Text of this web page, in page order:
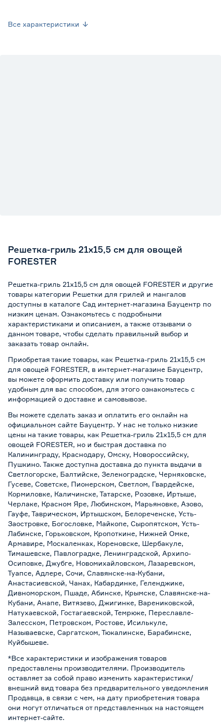
Все характеристики
Решетка-гриль 21x15,5 см для овощей
FORESTER
Решетка-гриль 21x15,5 см для овощей FORESTER и другие
товары категории Решетки для грилей и мангалов
доступны в каталоге Сад интернет-магазина Бауцентр по
низким ценам. Ознакомьтесь с подробными
характеристиками и описанием, а также отзывами о
данном товаре, чтобы сделать правильный выбор и
заказать товар онлайн.
Приобретая такие товары, как Решетка-гриль 21x15,5 см
для овощей FORESTER, в интернет-магазине Бауцентр,
вы можете оформить доставку или получить товар
удобным для вас способом, для этого ознакомьтесь с
информацией о доставке и самовывозе.
Вы можете сделать заказ и оплатить его онлайн на
официальном сайте Бауцентр. У нас не только низкие
цены на такие товары, как Решетка-гриль 21x15,5 см для
овощей FORESTER, но и быстрая доставка по
Калининграду, Краснодару, Омску, Новороссийску,
Пушкино. Также доступна доставка до пункта выдачи в
Светлогорске, Балтийске, Зеленоградске, Черняховске,
Гусеве, Советске, Пионерском, Светлом, Гвардейске,
Кормиловке, Каличинске, Татарске, Розовке, Иртыше,
Черлаке, Красном Яре, Любинском, Марьяновке, Азово,
Гауфе, Таврическом, Иртышском, Белореченске, Усть-
Заостровке, Богословке, Майкопе, Сыропятском, Усть-
Лабинске, Горьковском, Кропоткине, Нижней Омке,
Армавире, Москаленках, Кореновске, Шербакуле,
Тимашевске, Павлоградке, Ленинградской, Архипо-
Осиповке, Джубге, Новомихайловском, Лазаревском,
Туапсе, Адлере, Сочи, Славянске-на-Кубани,
Анастасиевской, Чанах, Кабардинке, Геленджике,
Дивноморском, Пшаде, Абинске, Крымске, Славянске-на-
Кубани, Анапе, Витязево, Джигинке, Варениковской,
Натухаевской, Гостагаевской, Темрюке, Переславле-
Залесском, Петровском, Ростове, Исилькуле,
Называевске, Саргатском, Тюкалинске, Барабинске,
Куйбышеве.
*Все характеристики и изображения товаров
предоставлены производителями. Производитель
оставляет за собой право изменить характеристики/
внешний вид товара без предварительного уведомления
Продавца, в связи с чем, на дату приобретения товара
они могут отличаться от представленных на настоящем
интернет-сайте.